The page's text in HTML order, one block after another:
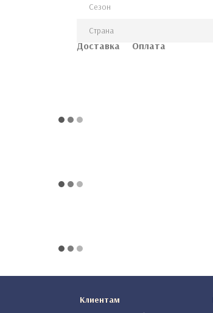
Сезон
Страна
Доставка Оплата
Клиентам